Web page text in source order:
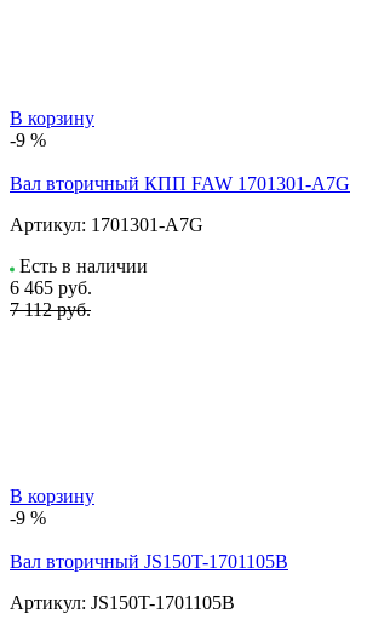
В корзину
-9 %
Вал вторичный КПП FAW 1701301-A7G
Артикул: 1701301-A7G
Есть в наличии
6 465 руб.
7 112 руб.
В корзину
-9 %
Вал вторичный JS150T-1701105B
Артикул: JS150T-1701105B